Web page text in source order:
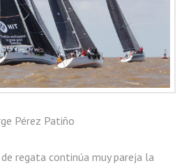
Pérez Patiño
regata continúa muy pareja la